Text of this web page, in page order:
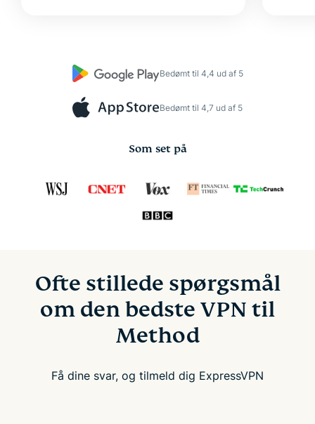
Bedømt til 4,4 ud af 5
Bedømt til 4,7 ud af 5
Som set på
Ofte stillede spørgsmål
om den bedste VPN til
Method
Få dine svar, og tilmeld dig ExpressVPN